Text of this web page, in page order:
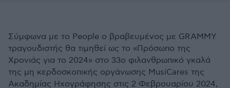
Σύμφωνα με το People ο βραβευμένος με GRAMMY
τραγουδιστής θα τιμηθεί ως το «Πρόσωπο της
Χρονιάς για το 2024» στο 33ο φιλανθρωπικό γκαλά
της μη κερδοσκοπικής οργάνωσης MusiCares της
Ακαδημίας Ηχογράφησης στις 2 Φεβρουαρίου 2024,